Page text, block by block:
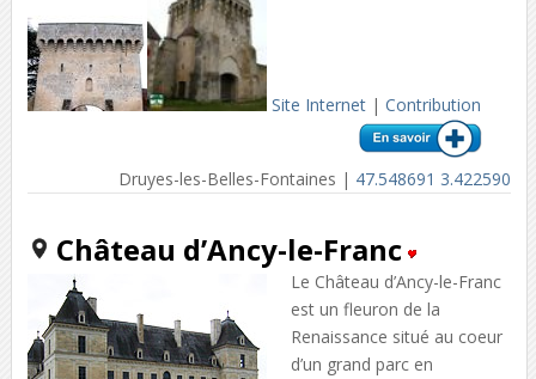
Site Internet| Contribution
Druyes-les-Belles-Fontaines | 47.548691 3.422590
Château d’Ancy-le-Franc
Le Château d’Ancy-le-Franc
est un fleuron de la
Renaissance situé au coeur
d’un grand parc en